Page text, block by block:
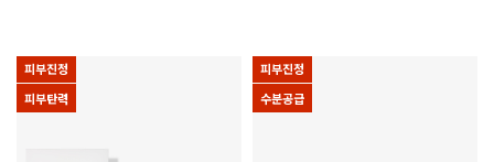
피부진정
피부탄력
피부진정
수분공급